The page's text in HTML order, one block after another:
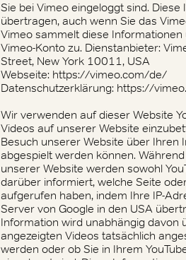
Sie bei Vimeo eingeloggt sind.
übertragen, auch wenn Sie das
Vimeo sammelt diese
Vimeo-Konto zu. Dienstanbieter:
Street, New York 10011, USA
Webseite: https://vimeo.com/de/
Datenschutzerklärung: https://
Wir verwenden auf dieser Website
Videos auf unserer Website
Besuch unserer Website über Ihren
abgespielt werden können.
unserer Website werden sowohl
darüber informiert, welche Seite
aufgerufen haben, indem Ihre IP-
Server von Google in den USA
Information wird unabhängig davon
angezeigten Videos tatsächlich
werden oder ob Sie in Ihrem